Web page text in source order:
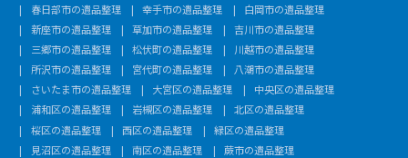
春日部市の遺品整理
幸手市の遺品整理
白岡市の遺品整理
新座市の遺品整理
草加市の遺品整理
吉川市の遺品整理
三郷市の遺品整理
松伏町の遺品整理
川越市の遺品整理
所沢市の遺品整理
宮代町の遺品整理
八潮市の遺品整理
さいたま市の遺品整理
大宮区の遺品整理
中央区の遺品整理
浦和区の遺品整理
岩槻区の遺品整理
北区の遺品整理
桜区の遺品整理
西区の遺品整理
緑区の遺品整理
見沼区の遺品整理
南区の遺品整理
蕨市の遺品整理